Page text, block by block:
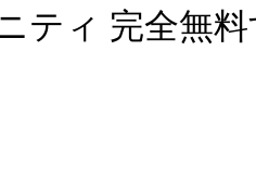
ティ 完全無